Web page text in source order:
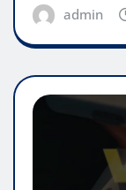
admin